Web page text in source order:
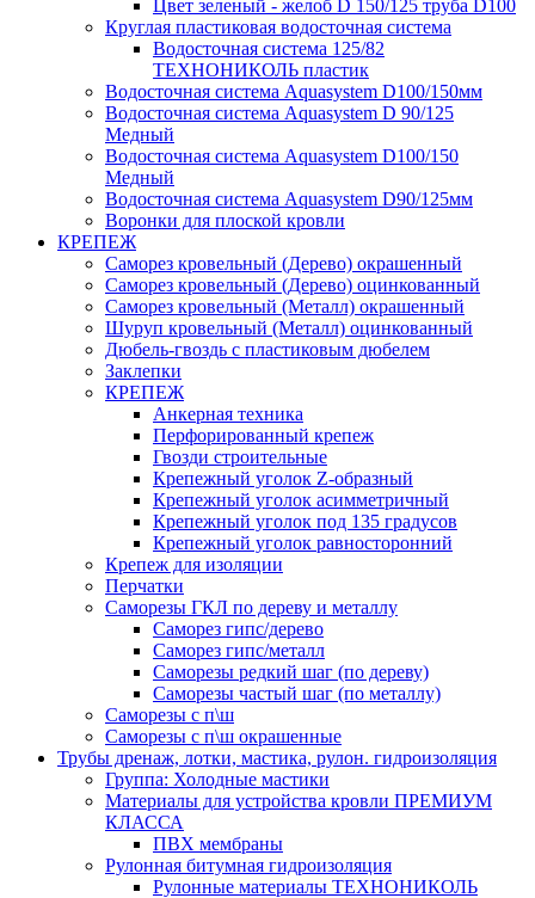
Цвет зеленый - желоб D 150/125 труба D100
Круглая пластиковая водосточная система
Водосточная система 125/82
ТЕХНОНИКОЛЬ пластик
Водосточная система Aquasystem D100/150мм
Водосточная система Aquasystem D 90/125
Медный
Водосточная система Aquasystem D100/150
Медный
Водосточная система Aquasystem D90/125мм
Воронки для плоской кровли
КРЕПЕЖ
Саморез кровельный (Дерево) окрашенный
Саморез кровельный (Дерево) оцинкованный
Саморез кровельный (Металл) окрашенный
Шуруп кровельный (Металл) оцинкованный
Дюбель-гвоздь с пластиковым дюбелем
Заклепки
КРЕПЕЖ
Анкерная техника
Перфорированный крепеж
Гвозди строительные
Крепежный уголок Z-образный
Крепежный уголок асимметричный
Крепежный уголок под 135 градусов
Крепежный уголок равносторонний
Крепеж для изоляции
Перчатки
Саморезы ГКЛ по дереву и металлу
Саморез гипс/дерево
Саморез гипс/металл
Саморезы редкий шаг (по дереву)
Саморезы частый шаг (по металлу)
Саморезы с п\ш
Саморезы с п\ш окрашенные
Трубы дренаж, лотки, мастика, рулон. гидроизоляция
Группа: Холодные мастики
Материалы для устройства кровли ПРЕМИУМ
КЛАССА
ПВХ мембраны
Рулонная битумная гидроизоляция
Рулонные материалы ТЕХНОНИКОЛЬ